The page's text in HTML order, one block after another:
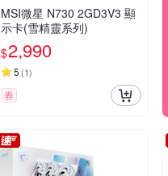
MSI微星 N730 2GD3V3 顯
示卡(雪精靈系列)
$2,990
5 (1)
券